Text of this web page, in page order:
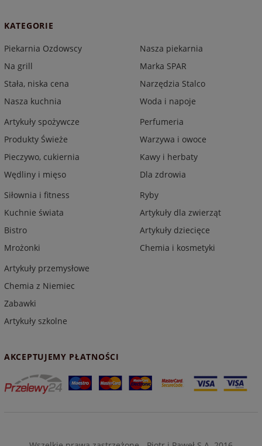
KATEGORIE
Piekarnia Ozdowscy
Na grill
Stała, niska cena
Nasza kuchnia
Nasza piekarnia
Marka SPAR
Narzędzia Stalco
Woda i napoje
Artykuły spożywcze
Produkty Świeże
Pieczywo, cukiernia
Wędliny i mięso
Perfumeria
Warzywa i owoce
Kawy i herbaty
Dla zdrowia
Siłownia i fitness
Kuchnie świata
Bistro
Mrożonki
Ryby
Artykuły dla zwierząt
Artykuły dziecięce
Chemia i kosmetyki
Artykuły przemysłowe
Chemia z Niemiec
Zabawki
Artykuły szkolne
AKCEPTUJEMY PŁATNOŚCI